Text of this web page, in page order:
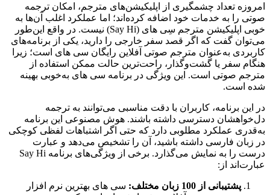
امروزه تعداد چشمگیری از اپلیکیشن‌های مترجم، امکان ترجمه
صوتی را به خدمات خود اضافه کرده‌اند؛ اما عملکرد اغلب آن‌ها به
خوبی اپلیکیشن مترجم سِی های (Say Hi) نیست. در واقع این‌طور
می‌توان گفت که اگر قصد سفر خارجی را دارید، یکی از برنامه‌های
کاربردی به‌عنوان مترجم صوتی آفلاین رایگان سی های است؛ زیرا
هنگام سفر یا گشت‌وگذار، راحت‌ترین حالت ممکن استفاده از
مترجم صوتی است. این ویژگی در برنامه سی های به‌خوبی بهینه
شده است.
در این برنامه، کاربران با دقت مناسبی می‌توانند به ترجمه
دل‌خواهشان دسترسی داشته باشند. هوش مصنوعی این برنامه
به‌قدری عملکرد مطلوبی دارد که حتی اگر اشتباهات لفظی کوچکی
در زبان فارسی داشته باشید، آن را تشخیص می‌دهد و عبارت
درست را به نمایش می‌گذارد. برخی از ویژگی‌های برنامه Say Hi
عبارت‌اند از:
پشتیبانی از 100 زبان مختلف:
سی های بهترین نرم افزار